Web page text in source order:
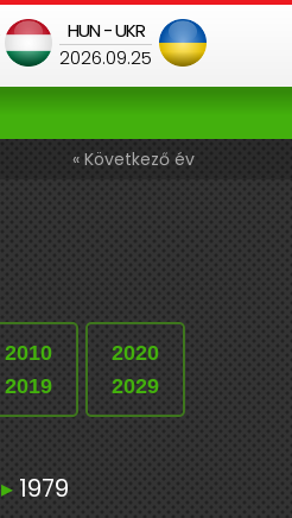
HUN - UKR
2026.09.25
« Következő év
2010
2019
2020
2029
▸ 1979